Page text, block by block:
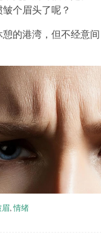
个眉头了呢？
的港湾，但不经意
眉,情绪